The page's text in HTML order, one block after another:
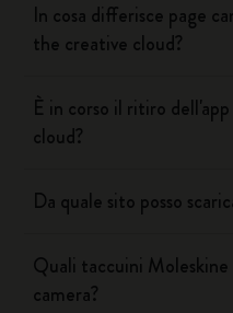
In cosa differisce page
the creative cloud?
È in corso il ritiro
cloud?
Da quale sito posso
Quali taccuini
camera?